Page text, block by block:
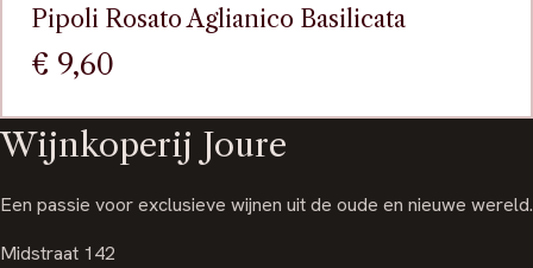
Pipoli Rosato Aglianico Basilicata
€ 9,60
Wijnkoperij Joure
Een passie voor exclusieve wijnen uit de oude en nieuwe wereld.
Midstraat 142